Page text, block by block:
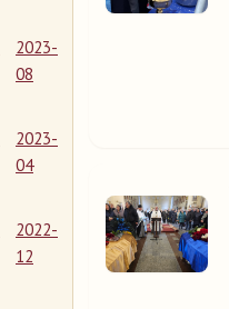
2023-
08
2023-
04
2022-
12